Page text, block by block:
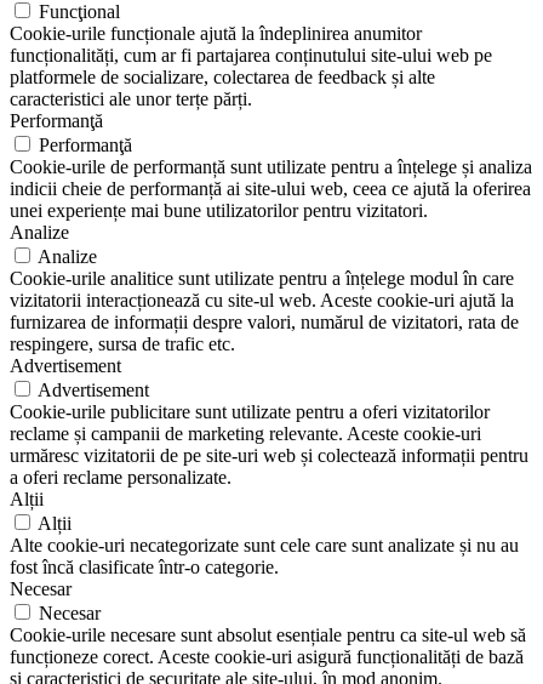
Funcţional
Cookie-urile funcționale ajută la îndeplinirea anumitor
funcționalități, cum ar fi partajarea conținutului site-ului web pe
platformele de socializare, colectarea de feedback și alte
caracteristici ale unor terțe părți.
Performanţă
Performanţă
Cookie-urile de performanță sunt utilizate pentru a înțelege și analiza
indicii cheie de performanță ai site-ului web, ceea ce ajută la oferirea
unei experiențe mai bune utilizatorilor pentru vizitatori.
Analize
Analize
Cookie-urile analitice sunt utilizate pentru a înțelege modul în care
vizitatorii interacționează cu site-ul web. Aceste cookie-uri ajută la
furnizarea de informații despre valori, numărul de vizitatori, rata de
respingere, sursa de trafic etc.
Advertisement
Advertisement
Cookie-urile publicitare sunt utilizate pentru a oferi vizitatorilor
reclame și campanii de marketing relevante. Aceste cookie-uri
urmăresc vizitatorii de pe site-uri web și colectează informații pentru
a oferi reclame personalizate.
Alții
Alții
Alte cookie-uri necategorizate sunt cele care sunt analizate și nu au
fost încă clasificate într-o categorie.
Necesar
Necesar
Cookie-urile necesare sunt absolut esențiale pentru ca site-ul web să
funcționeze corect. Aceste cookie-uri asigură funcționalități de bază
și caracteristici de securitate ale site-ului, în mod anonim.